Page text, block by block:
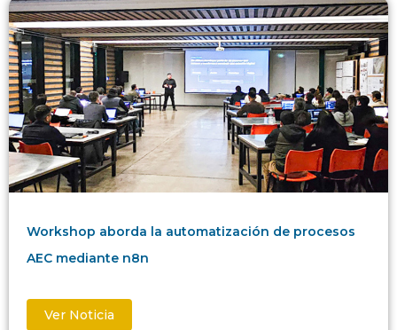
Workshop aborda la automatización de procesos
AEC mediante n8n
Ver Noticia